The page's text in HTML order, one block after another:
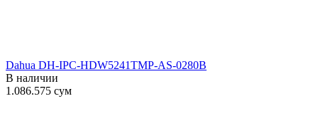
Dahua DH-IPC-HDW5241TMP-AS-0280B
В наличии
1.086.575 сум